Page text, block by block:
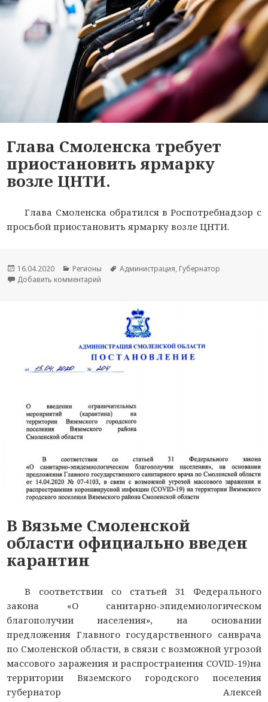
Глава Смоленска требует
приостановить ярмарку
возле ЦНТИ.
Глава Смоленска обратился в Роспотребнадзор с
просьбой приостановить ярмарку возле ЦНТИ.
Опубликовано
16.04.2020 Рубрики
Регионы Метки
Администрация, Губернатор
Добавить комментарий
В Вязьме Смоленской
области официально введен
карантин
В соответствии со статьей 31 Федерального
закона «О санитарно-эпидемиологическом
благополучии населения», на основании
предложения Главного государственного санврача
по Смоленской области, в связи с возможной угрозой
массового заражения и распространения COVID-19)на
территории Вяземского городского поселения
губернатор Алексей